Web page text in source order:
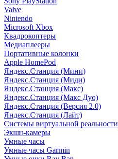
Valve
Nintendo
Microsoft Xbox
Квадрокоптеры
Медиаплееры
Портативные колонки
Apple HomePod
Яндекс.Станция (Мини)
Яндекс.Станция (Миди)
Яндекс.Станция (Макс)
Яндекс.Станция (Макс Дуо)
Яндекс.Станция (Версия 2.0)
Яндекс.Станция (Лайт)
Системы виртуальной реальности
Экшн-камеры
Умные часы
Умные часы Garmin